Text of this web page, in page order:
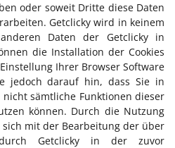
oder soweit Dritte diese Daten
Getclicky wird in keinem
Daten der Getclicky in
die Installation der Cookies
Ihrer Browser Software
jedoch darauf hin, dass Sie in
sämtliche Funktionen dieser
können. Durch die Nutzung
mit der Bearbeitung der über
Getclicky in der zuvor